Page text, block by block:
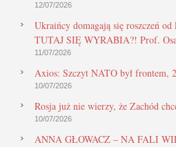
12/07/2026
Ukraińcy domagają się roszczeń
TUTAJ SIĘ WYRABIA?! Prof.
11/07/2026
Axios: Szczyt NATO był frontem,
10/07/2026
Rosja już nie wierzy, że Zachód
10/07/2026
ANNA GŁOWACZ – NA FALI